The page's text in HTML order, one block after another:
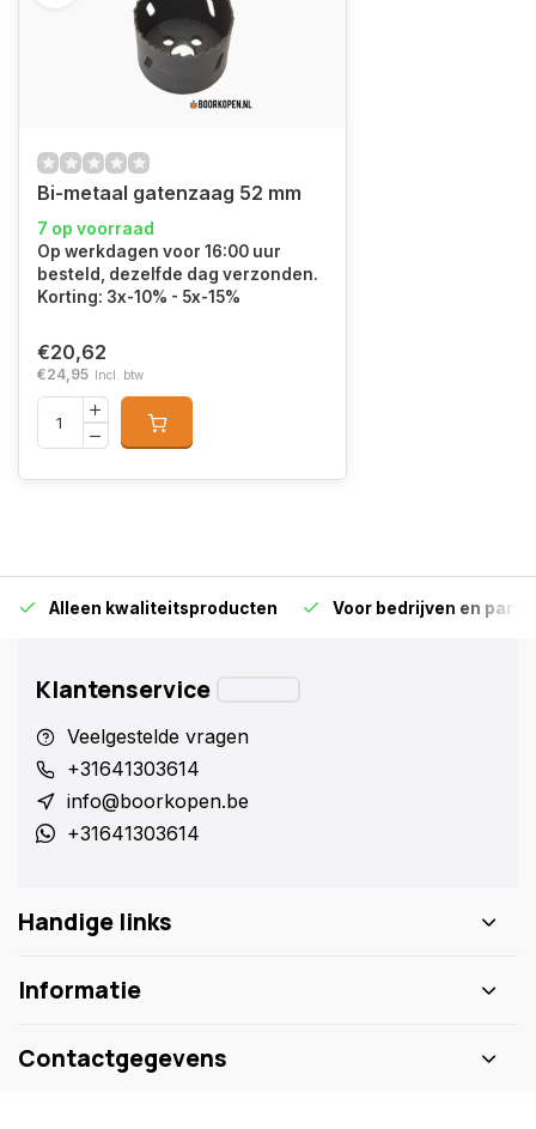
Bi-metaal gatenzaag 52 mm
7 op voorraad
Op werkdagen voor 16:00 uur
besteld, dezelfde dag verzonden.
Korting: 3x-10% - 5x-15%
€20,62
€24,95 Incl. btw
Alleen kwaliteitsproducten Voor bedrijven en
Klantenservice
Veelgestelde vragen
+31641303614
info@boorkopen.be
+31641303614
Handige links
Informatie
Contactgegevens